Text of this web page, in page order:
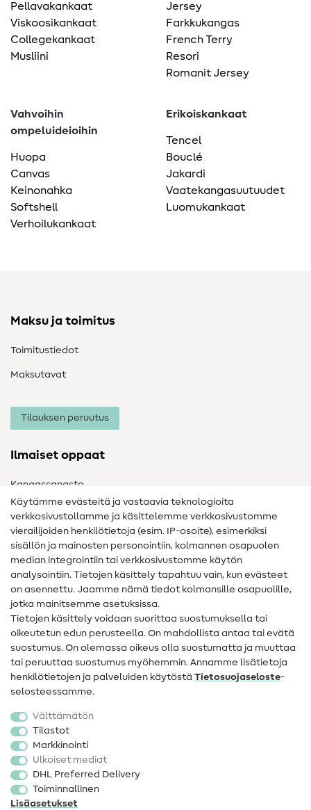
Pellavakankaat
Viskoosikankaat
Collegekankaat
Musliini
Jersey
Farkkukangas
French Terry
Resori
Romanit Jersey
Vahvoihin
ompeluideioihin
Huopa
Canvas
Keinonahka
Softshell
Verhoilukankaat
Erikoiskankaat
Tencel
Bouclé
Jakardi
Vaatekangasuutuudet
Luomukankaat
Maksu ja toimitus
Toimitustiedot
Maksutavat
Tilauksen peruutus
Ilmaiset oppaat
Kangassanasto
Ompelusanasto
Ompeluohjeet
Apua ja yhteystiedot
Yhteystiedot
Tietoa omistajanvaihdoksesta
Peruutusoikeus
Suosittu
Kankaat
Ompelutarvikkeet
Ale
Käytämme evästeitä ja vastaavia teknologioita
verkkosivustollamme ja käsittelemme verkkosivustomme
vierailijoiden henkilötietoja (esim. IP-osoite), esimerkiksi
sisällön ja mainosten personointiin, kolmannen osapuolen
median integrointiin tai verkkosivustomme käytön
analysointiin. Tietojen käsittely tapahtuu vain, kun evästeet
on asennettu. Jaamme nämä tiedot kolmansille osapuolille,
jotka mainitsemme asetuksissa.
Tietojen käsittely voidaan suorittaa suostumuksella tai
oikeutetun edun perusteella. On mahdollista antaa tai evätä
suostumus. On olemassa oikeus olla suostumatta ja muuttaa
tai peruuttaa suostumus myöhemmin. Annamme lisätietoja
henkilötietojen ja palveluiden käytöstä Tietosuojaseloste-
selosteessamme.
Välttämätön
Tilastot
Markkinointi
Ulkoiset mediat
DHL Preferred Delivery
Toiminnallinen
Lisäasetukset